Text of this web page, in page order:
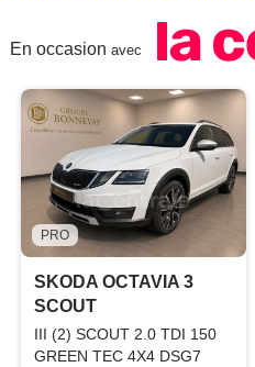
En occasion avec
PRO
SKODA OCTAVIA 3
SCOUT
III (2) SCOUT 2.0 TDI 150
GREEN TEC 4X4 DSG7